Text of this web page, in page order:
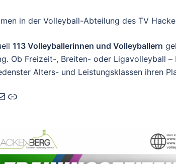
in der Volleyball-Abteilung des TV
113 Volleyballerinnen und Volleyballern
Ob Freizeit-, Breiten- oder Ligavolleyball
Alters- und Leistungsklassen ihren
Mail
Trainingszeiten